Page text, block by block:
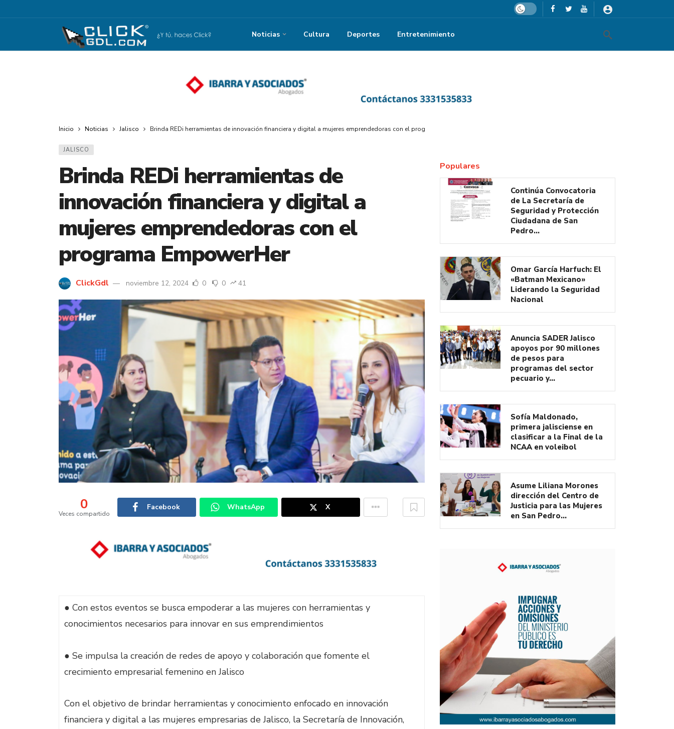
Dark mode
Noticias Cultura Deportes Entretenimiento
Inicio Noticias Jalisco Brinda REDi herramientas de innovación financiera y digital a mujeres emprendedoras con el programa EmpowerHer
JALISCO
Brinda REDi herramientas de
innovación financiera y digital a
mujeres emprendedoras con el
programa EmpowerHer
ClickGdl noviembre 12, 2024 0 0 41
0
Veces compartido
Facebook WhatsApp X
● Con estos eventos se busca empoderar a las mujeres con herramientas y
conocimientos necesarios para innovar en sus emprendimientos
● Se impulsa la creación de redes de apoyo y colaboración que fomente el
crecimiento empresarial femenino en Jalisco
Con el objetivo de brindar herramientas y conocimiento enfocado en innovación
financiera y digital a las mujeres empresarias de Jalisco, la Secretaría de Innovación,
Populares
Continúa Convocatoria
de La Secretaría de
Seguridad y Protección
Ciudadana de San
Pedro…
Omar García Harfuch: El
«Batman Mexicano»
Liderando la Seguridad
Nacional
Anuncia SADER Jalisco
apoyos por 90 millones
de pesos para
programas del sector
pecuario y…
Sofía Maldonado,
primera jalisciense en
clasificar a la Final de la
NCAA en voleibol
Asume Liliana Morones
dirección del Centro de
Justicia para las Mujeres
en San Pedro…